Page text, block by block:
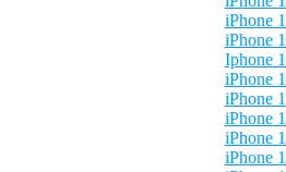
iPhone
iPhone
Iphone
iPhone
iPhone
iPhone
iPhone
iPhone